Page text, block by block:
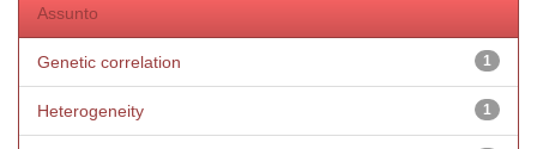
Assunto
1
Genetic correlation
1
Heterogeneity